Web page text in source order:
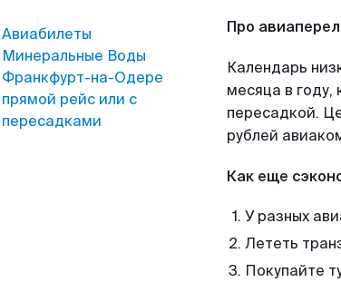
Авиабилеты
Минеральные Воды
Франкфурт-на-Одере
прямой рейс или с
пересадками
Про
Календарь
месяца в
пересадкой.
рублей
Как еще
У разных
Лететь
Покупайте